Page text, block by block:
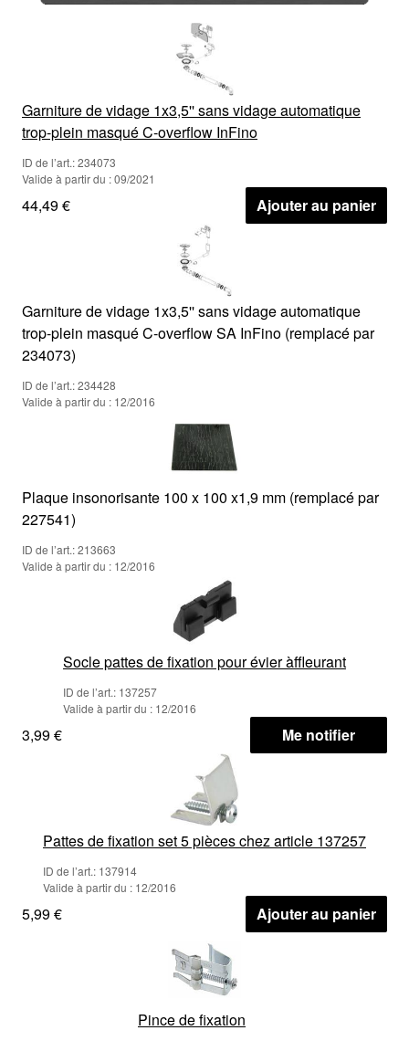
Garniture de vidage 1x3,5'' sans vidage automatique
trop-plein masqué C-overflow InFino
ID de l’art.: 234073
Valide à partir du : 09/2021
44,49 € Ajouter au panier
Garniture de vidage 1x3,5'' sans vidage automatique
trop-plein masqué C-overflow SA InFino (remplacé par
234073)
ID de l’art.: 234428
Valide à partir du : 12/2016
Plaque insonorisante 100 x 100 x1,9 mm (remplacé par
227541)
ID de l’art.: 213663
Valide à partir du : 12/2016
Socle pattes de fixation pour évier àffleurant
ID de l’art.: 137257
Valide à partir du : 12/2016
3,99 € Me notifier
Pattes de fixation set 5 pièces chez article 137257
ID de l’art.: 137914
Valide à partir du : 12/2016
5,99 € Ajouter au panier
Pince de fixation